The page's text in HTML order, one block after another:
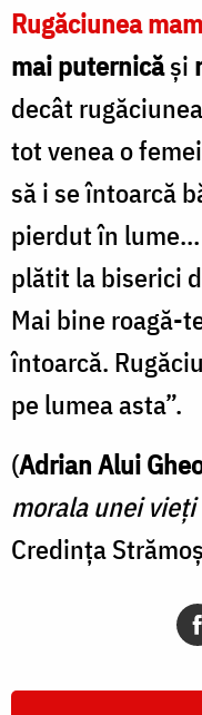
Rugăciunea
mai puternicăşi
decât
tot venea o
să i se întoarcă
pierdut în
plătit la biserici
Mai bine roagă-
întoarcă.
pe lumea asta”.
(Adrian Alui
morala unei
Credinţa